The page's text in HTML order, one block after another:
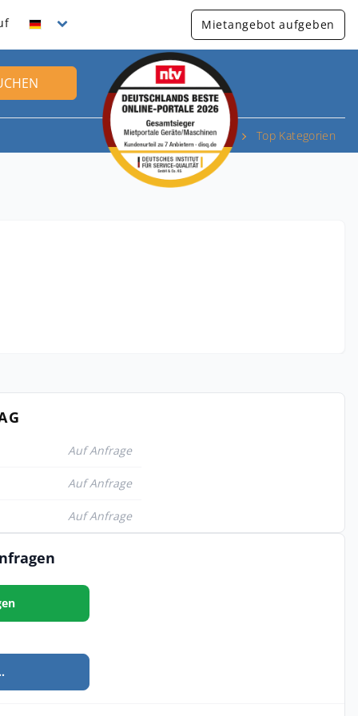
Mietangebot aufgeben
Top Kategorien
Auf Anfrage
Auf Anfrage
Auf Anfrage